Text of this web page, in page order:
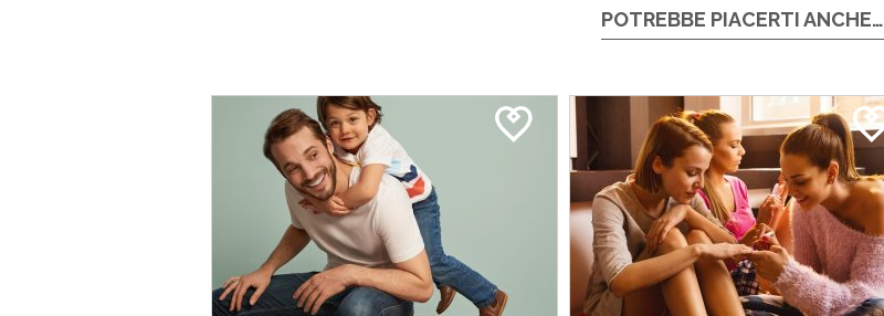
POTREBBE PIACERTI ANCHE…